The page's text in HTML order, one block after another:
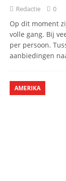
Redactie 0
Op dit moment
volle gang. Bij
per persoon.
aanbiedingen
AMERIKA